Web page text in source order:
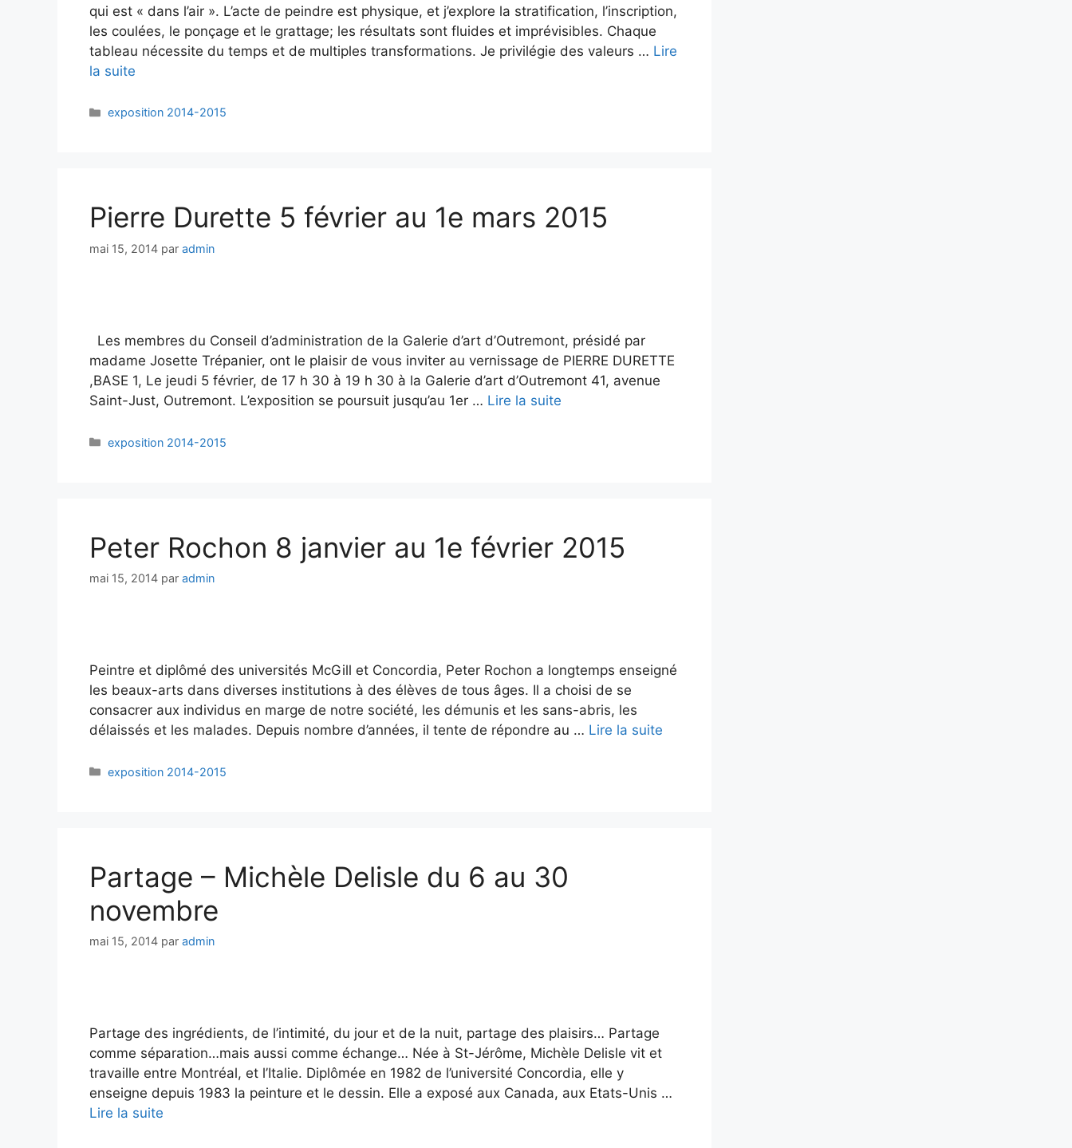
qui est « dans l’air ». L’acte de peindre est physique, et j’explore la stratification, l’inscription,
les coulées, le ponçage et le grattage; les résultats sont fluides et imprévisibles. Chaque
tableau nécessite du temps et de multiples transformations. Je privilégie des valeurs … Lire
la suite
exposition 2014-2015
Pierre Durette 5 février au 1e mars 2015
mai 15, 2014 par admin
Les membres du Conseil d’administration de la Galerie d’art d’Outremont, présidé par
madame Josette Trépanier, ont le plaisir de vous inviter au vernissage de PIERRE DURETTE
,BASE 1, Le jeudi 5 février, de 17 h 30 à 19 h 30 à la Galerie d’art d’Outremont 41, avenue
Saint-Just, Outremont. L’exposition se poursuit jusqu’au 1er … Lire la suite
exposition 2014-2015
Peter Rochon 8 janvier au 1e février 2015
mai 15, 2014 par admin
Peintre et diplômé des universités McGill et Concordia, Peter Rochon a longtemps enseigné
les beaux-arts dans diverses institutions à des élèves de tous âges. Il a choisi de se
consacrer aux individus en marge de notre société, les démunis et les sans-abris, les
délaissés et les malades. Depuis nombre d’années, il tente de répondre au … Lire la suite
exposition 2014-2015
Partage – Michèle Delisle du 6 au 30
novembre
mai 15, 2014 par admin
Partage des ingrédients, de l’intimité, du jour et de la nuit, partage des plaisirs… Partage
comme séparation…mais aussi comme échange… Née à St-Jérôme, Michèle Delisle vit et
travaille entre Montréal, et l’Italie. Diplômée en 1982 de l’université Concordia, elle y
enseigne depuis 1983 la peinture et le dessin. Elle a exposé aux Canada, aux Etats-Unis …
Lire la suite